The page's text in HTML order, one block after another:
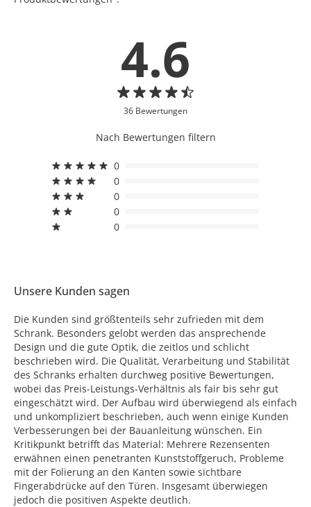
4.6
36 Bewertungen
Nach Bewertungen filtern
0
0
0
0
0
Unsere Kunden sagen
Die Kunden sind größtenteils sehr zufrieden mit dem
Schrank. Besonders gelobt werden das ansprechende
Design und die gute Optik, die zeitlos und schlicht
beschrieben wird. Die Qualität, Verarbeitung und Stabilität
des Schranks erhalten durchweg positive Bewertungen,
wobei das Preis-Leistungs-Verhältnis als fair bis sehr gut
eingeschätzt wird. Der Aufbau wird überwiegend als einfach
und unkompliziert beschrieben, auch wenn einige Kunden
Verbesserungen bei der Bauanleitung wünschen. Ein
Kritikpunkt betrifft das Material: Mehrere Rezensenten
erwähnen einen penetranten Kunststoffgeruch, Probleme
mit der Folierung an den Kanten sowie sichtbare
Fingerabdrücke auf den Türen. Insgesamt überwiegen
jedoch die positiven Aspekte deutlich.